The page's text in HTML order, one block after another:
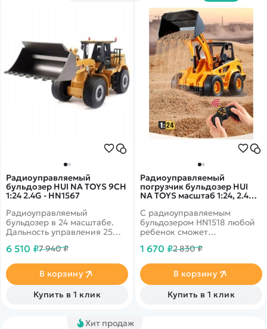
Радиоуправляемый
бульдозер HUI NA TOYS 9CH
1:24 2.4G - HN1567
Радиоуправляемый
бульдозер в 24 масштабе.
Дальность управления 25
ёмкостью 600 mAh, который
минут. Высокая детализация
и мощный двигатель.&nbsp;
6 510 ₽7 940 ₽
В корзину
Купить в 1 клик
Радиоуправляемый
погрузчик бульдозер HUI
NA TOYS масштаб 1:24, 2.4G -
С радиоуправляемым
бульдозером HN1518 любой
ребенок сможет
настоящим водителем-
принципы работы
спецтехники и весело
провести время за
увлекательной игрой.
1 670 ₽2 830 ₽
В корзину
Купить в 1 клик
Хит продаж